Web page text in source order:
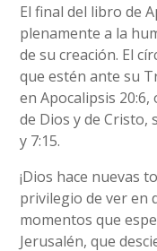
El final del libro de
plenamente a la
de su creación. El
que estén ante su
en Apocalipsis
de Dios y de Cristo,
y 7:15.
¡Dios hace nuevas
privilegio de ver en
momentos que
Jerusalén, que